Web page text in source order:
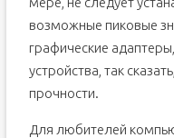
возможные пиковые
графические
устройства, так
прочности.
Для любителей